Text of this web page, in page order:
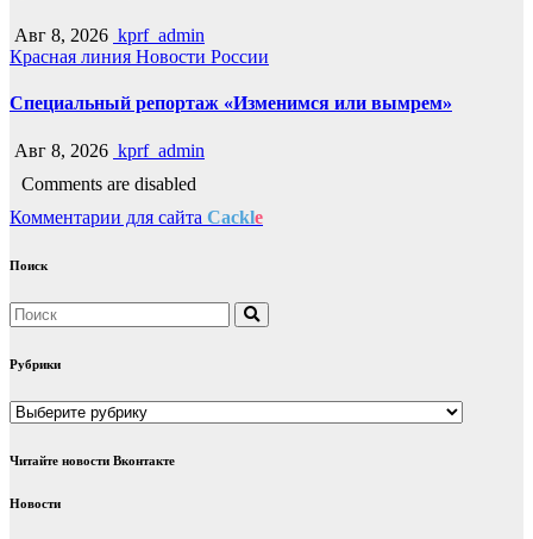
Авг 8, 2026 kprf_admin
Красная линия Новости России
Специальный репортаж «Изменимся или вымрем»
Авг 8, 2026 kprf_admin
Comments are disabled
Комментарии для сайта Cackle
Поиск
Рубрики
Рубрики
Читайте новости Вконтакте
Новости